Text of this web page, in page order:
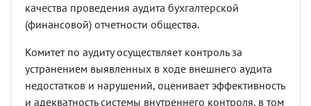
качества проведения аудита бухгалтерской
(финансовой) отчетности общества.
Комитет по аудиту осуществляет контроль за
устранением выявленных в ходе внешнего аудита
недостатков и нарушений, оценивает эффективность
и адекватность системы внутреннего контроля, в том